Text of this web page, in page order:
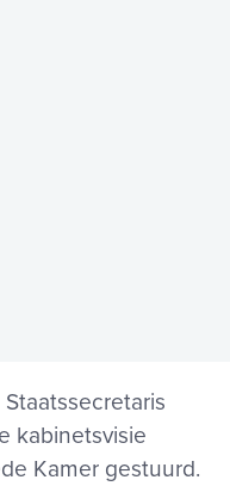
kabinetsvisie
Kamer gestuurd.